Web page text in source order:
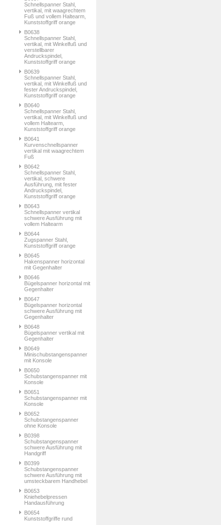
Schnellspanner Stahl,
vertikal, mit waagrechtem
Fuß und vollem Haltearm,
Kunststoffgriff orange
B0638
Schnellspanner Stahl,
vertikal, mit Winkelfuß und
verstellbarer
Andruckspindel,
Kunststoffgriff orange
B0639
Schnellspanner Stahl,
vertikal, mit Winkelfuß und
fester Andruckspindel,
Kunststoffgriff orange
B0640
Schnellspanner Stahl,
vertikal, mit Winkelfuß und
vollem Haltearm,
Kunststoffgriff orange
B0641
Kurvenschnellspanner
vertikal mit waagrechtem
Fuß
B0642
Schnellspanner Stahl,
vertikal, schwere
Ausführung, mit fester
Andruckspindel,
Kunststoffgriff orange
B0643
Schnellspanner vertikal
schwere Ausführung mit
vollem Haltearm
B0644
Zugspanner Stahl,
Kunststoffgriff orange
B0645
Hakenspanner horizontal
mit Gegenhalter
B0646
Bügelspanner horizontal mit
Gegenhalter
B0647
Bügelspanner horizontal
schwere Ausführung mit
Gegenhalter
B0648
Bügelspanner vertikal mit
Gegenhalter
B0649
Minischubstangenspanner
mit Konsole
B0650
Schubstangenspanner mit
Konsole
B0651
Schubstangenspanner mit
Konsole
B0652
Schubstangenspanner
ohne Konsole
B0398
Schubstangenspanner
schwere Ausführung mit
Handgriff
B0399
Schubstangenspanner
schwere Ausführung mit
umsteckbarem Handhebel
B0653
Kniehebelpressen
Handausführung
B0654
Kunststoffgriffe rund